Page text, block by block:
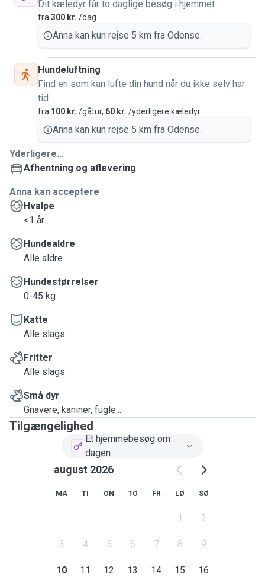
Dit kæledyr får to daglige besøg i hjemmet
fra 300 kr. /dag
Anna kan kun rejse 5 km fra Odense.
Hundeluftning
Find en som kan lufte din hund når du ikke selv har
tid
fra 100 kr. /gåtur, 60 kr. /yderligere kæledyr
Anna kan kun rejse 5 km fra Odense.
Yderligere...
Afhentning og aflevering
Anna kan acceptere
Hvalpe
<1 år
Hundealdre
Alle aldre
Hundestørrelser
0-45 kg
Katte
Alle slags
Fritter
Alle slags
Små dyr
Gnavere, kaniner, fugle...
Tilgængelighed
Et hjemmebesøg om
dagen
august 2026
MA TI ON TO FR LØ SØ
1 2
3 4 5 6 7 8 9
10 11 12 13 14 15 16